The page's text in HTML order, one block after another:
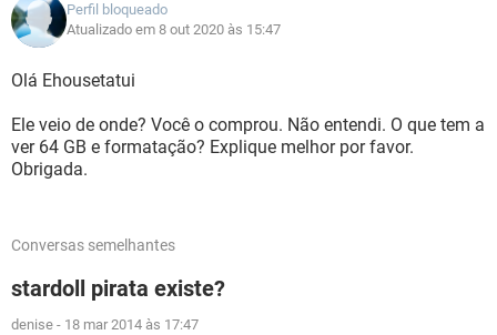
Perfil bloqueado
Atualizado em 8 out 2020 às 15:47
Olá Ehousetatui
Ele veio de onde? Você o comprou. Não entendi. O que tem a
ver 64 GB e formatação? Explique melhor por favor.
Obrigada.
Conversas semelhantes
stardoll pirata existe?
denise - 18 mar 2014 às 17:47